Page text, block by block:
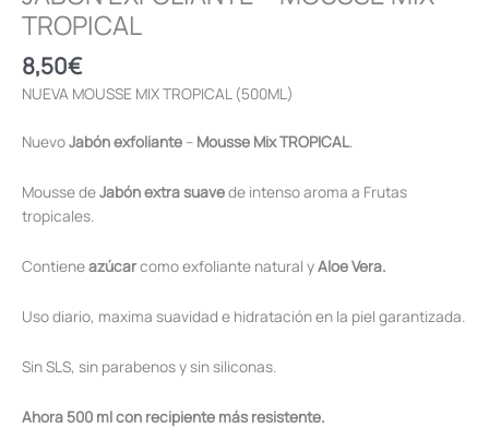
TROPICAL
8,50€
NUEVA MOUSSE MIX TROPICAL (500ML)
NuevoJabón exfoliante – Mousse Mix TROPICAL.
Mousse deJabón extra suavede intenso aroma a Frutas
tropicales.
Contieneazúcarcomo exfoliante natural yAloe Vera.
Uso diario, maxima suavidad e hidratación en la piel garantizada.
Sin SLS, sin parabenos y sin siliconas.
Ahora 500 ml con recipiente más resistente.